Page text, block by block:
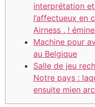
interprétation
l’affectueux en
Airness , !
Machine pour
au Belgique
Salle de jeu
Notre pays :
ensuite mien